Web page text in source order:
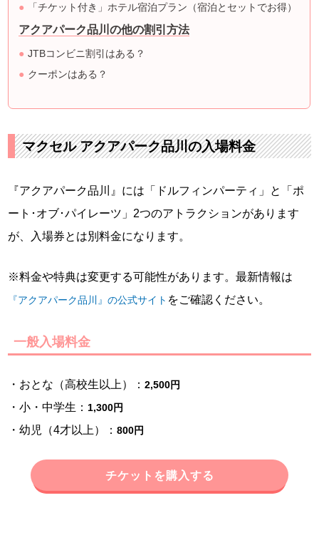
「チケット付き」ホテル宿泊プラン（宿泊とセットでお得）
アクアパーク品川の他の割引方法
JTBコンビニ割引はある？
クーポンはある？
マクセル アクアパーク品川の入場料金
『アクアパーク品川』には「ドルフィンパーティ」と「ポ
ート･オブ･パイレーツ」2つのアトラクションがあります
が、入場券とは別料金になります。
※料金や特典は変更する可能性があります。最新情報は
『アクアパーク品川』の公式サイト をご確認ください。
一般入場料金
・おとな（高校生以上）：2,500円
・小・中学生： 1,300円
・幼児（4才以上）：800円
チケットを購入する